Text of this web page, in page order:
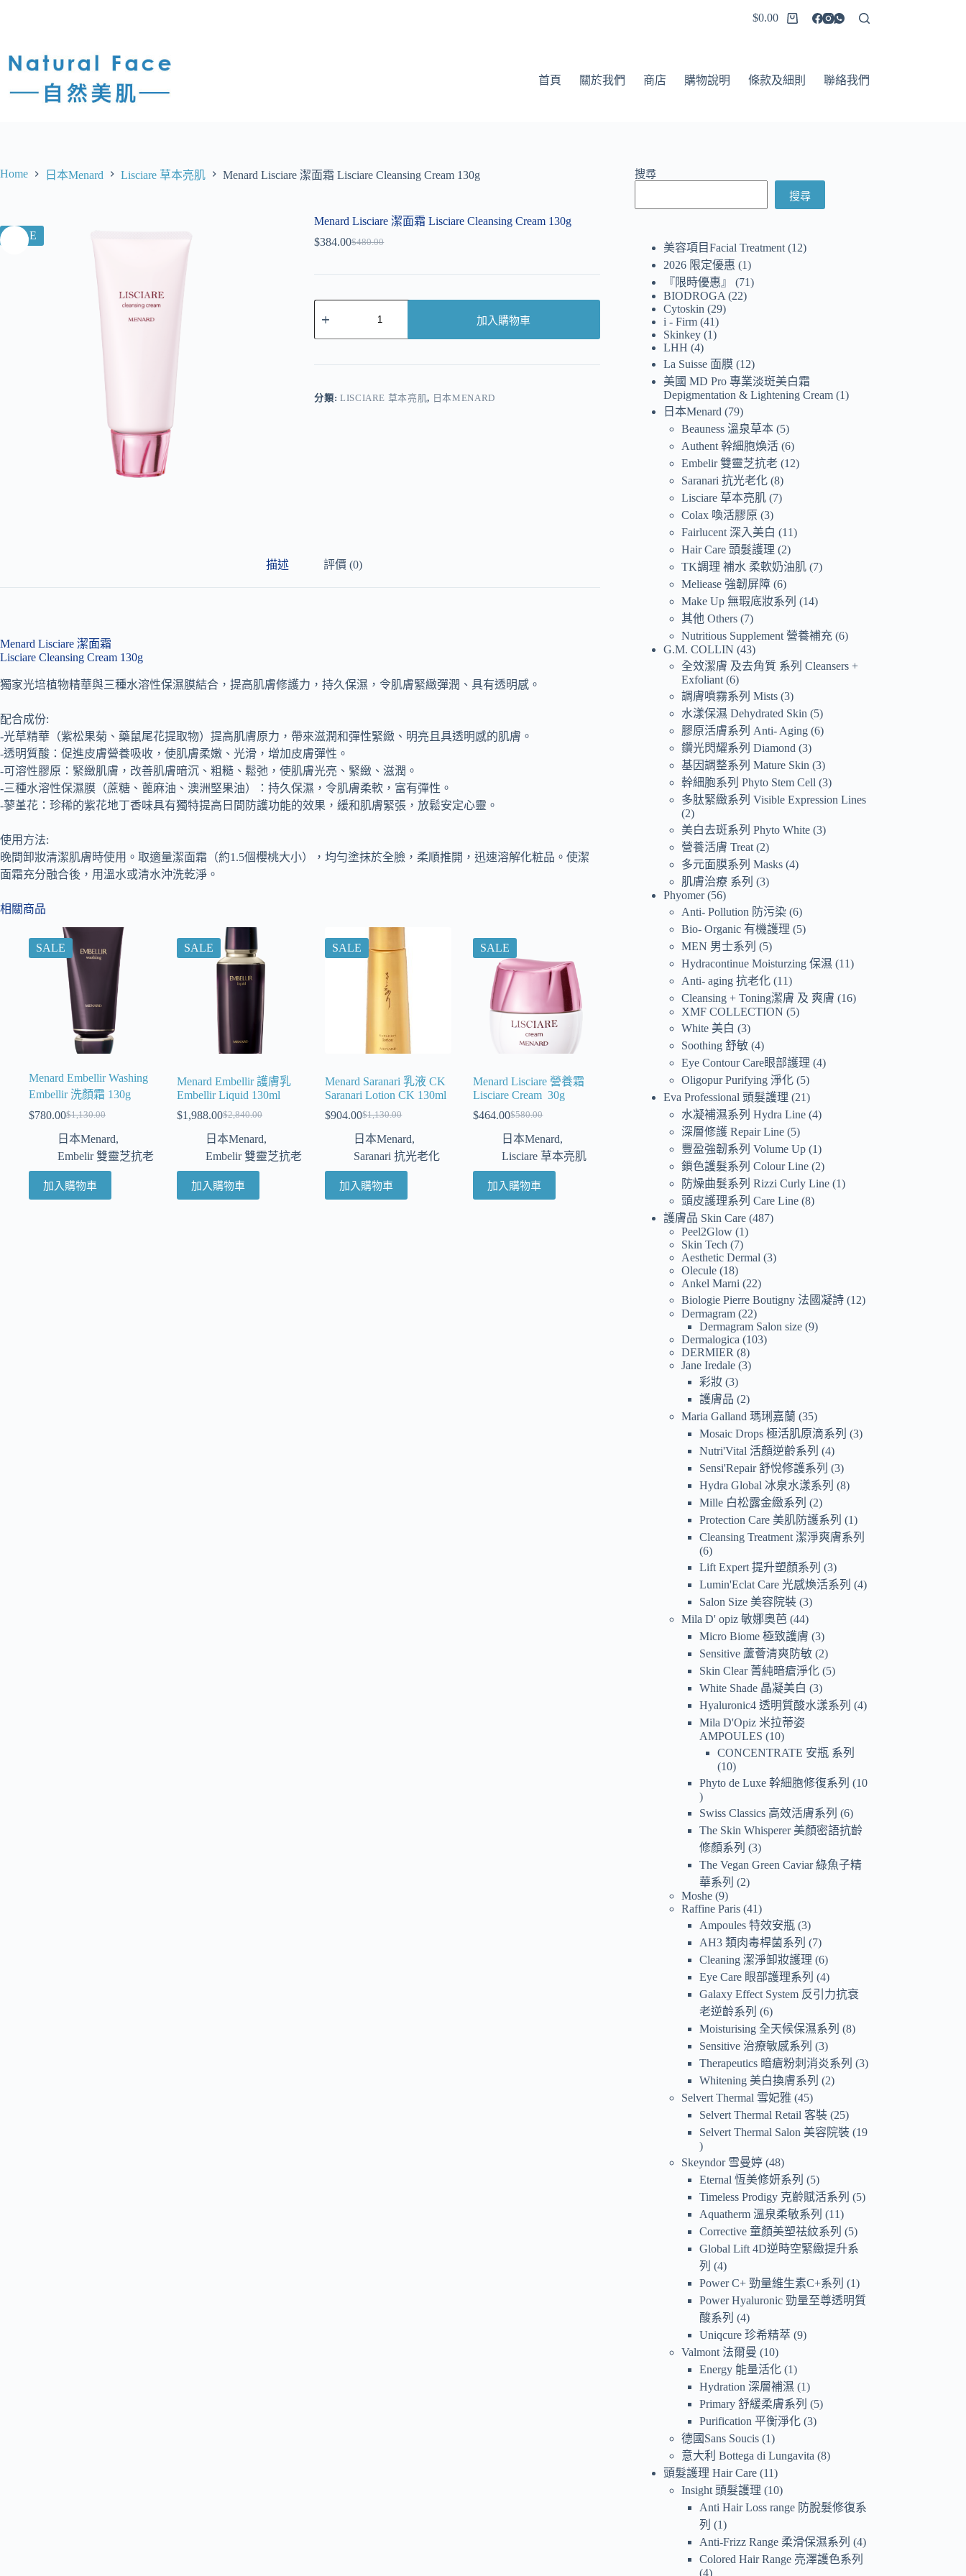
$0.00
首頁 關於我們 商店 購物說明 條款及細則 聯絡我們
Home 日本Menard Lisciare 草本亮肌 Menard Lisciare 潔面霜 Lisciare Cleansing Cream 130g
SALE
Menard Lisciare 潔面霜 Lisciare Cleansing Cream 130g
$480.00
$384.00
加入購物車
r
分類: LISCIARE 草本亮肌, 日本MENARD
描述 評價 (0)
Menard Lisciare 潔面霜
Lisciare Cleansing Cream 130g
獨家光培植物精華與三種水溶性保濕膜結合，提高肌膚修護力，持久保濕，令肌膚緊緻彈潤、具有透明感。
配合成份:
-光草精華（紫松果菊、藥鼠尾花提取物）提高肌膚原力，帶來滋潤和彈性緊緻、明亮且具透明感的肌膚。
-透明質酸：促進皮膚營養吸收，使肌膚柔嫩、光滑，增加皮膚彈性。
-可溶性膠原：緊緻肌膚，改善肌膚暗沉、粗糙、鬆弛，使肌膚光亮、緊緻、滋潤。
-三種水溶性保濕膜（蔗糖、蓖麻油、澳洲堅果油）：持久保濕，令肌膚柔軟，富有彈性。
-蓼堇花：珍稀的紫花地丁香味具有獨特提高日間防護功能的效果，緩和肌膚緊張，放鬆安定心靈。
使用方法:
晚間卸妝清潔肌膚時使用。取適量潔面霜（約1.5個櫻桃大小），均勻塗抹於全臉，柔順推開，迅速溶解化粧品。使潔
面霜充分融合後，用溫水或清水沖洗乾淨。
相關商品
SALE
Menard Embellir Washing
Embellir 洗顏霜 130g
$1,130.00
$780.00
日本Menard,
Embelir 雙靈芝抗老
加入購物車
SALE
Menard Embellir 護膚乳
Embellir Liquid 130ml
$2,840.00
$1,988.00
日本Menard,
Embelir 雙靈芝抗老
加入購物車
SALE
Menard Saranari 乳液 CK
Saranari Lotion CK 130ml
$1,130.00
$904.00
日本Menard,
Saranari 抗光老化
加入購物車
SALE
Menard Lisciare 營養霜
Lisciare Cream 30g
$580.00
$464.00
日本Menard,
Lisciare 草本亮肌
加入購物車
搜尋
搜尋
美容項目Facial Treatment 12
2026 限定優惠
1
『限時優惠』
71
BIODROGA
22
Cytoskin
29
i - Firm 41
Skinkey 1
LHH 4
La Suisse 面膜 12
美國 MD Pro 專業淡斑美白霜
Depigmentation & Lightening Cream 1
日本Menard
79
Beauness 溫泉草本 5
Authent 幹細胞煥活 6
Embelir 雙靈芝抗老 12
Saranari 抗光老化 8
Lisciare 草本亮肌 7
Colax 喚活膠原 3
Fairlucent 深入美白
11
Hair Care 頭髮護理
2
TK調理 補水 柔軟奶油肌 7
Meliease 強韌屏障 6
Make Up 無瑕底妝系列
14
其他 Others 7
Nutritious Supplement 營養補充 6
G.M. COLLIN 43
全效潔膚 及去角質 系列 Cleansers +
Exfoliant 6
調膚噴霧系列 Mists 3
水漾保濕 Dehydrated Skin
5
膠原活膚系列 Anti- Aging 6
鑽光閃耀系列 Diamond 3
基因調整系列 Mature Skin 3
幹細胞系列 Phyto Stem Cell 3
多肽緊緻系列 Visible Expression Lines
2
美白去斑系列 Phyto White 3
營養活膚 Treat 2
多元面膜系列 Masks 4
肌膚治療 系列
3
Phyomer 56
Anti- Pollution 防污染 6
Bio- Organic 有機護理
5
MEN 男士系列
5
Hydracontinue Moisturzing 保濕
11
Anti- aging 抗老化 11
Cleansing + Toning潔膚 及 爽膚
16
XMF COLLECTION
5
White 美白
3
Soothing 舒敏 4
Eye Contour Care眼部護理 4
Oligopur Purifying 淨化 5
Eva Professional 頭髮護理
21
水凝補濕系列 Hydra Line 4
深層修護 Repair Line 5
豐盈強韌系列 Volume Up 1
鎖色護髮系列 Colour Line 2
防燥曲髮系列 Rizzi Curly Line 1
頭皮護理系列 Care Line 8
護膚品 Skin Care 487
Peel2Glow 1
Skin Tech
7
Aesthetic Dermal 3
Olecule 18
Ankel Marni
22
Biologie Pierre Boutigny 法國凝詩 12
Dermagram 22
Dermagram Salon size 9
Dermalogica
103
DERMIER
8
Jane Iredale 3
彩妝 3
護膚品
2
Maria Galland 瑪琍嘉蘭 35
Mosaic Drops 極活肌原滴系列
3
Nutri'Vital 活顏逆齡系列
4
Sensi'Repair 舒悅修護系列
3
Hydra Global 冰泉水漾系列
8
Mille 白松露金緻系列
2
Protection Care 美肌防護系列
1
Cleansing Treatment 潔淨爽膚系列
6
Lift Expert 提升塑顏系列
3
Lumin'Eclat Care 光感煥活系列
4
Salon Size 美容院裝 3
Mila D' opiz 敏娜奧芭 44
Micro Biome 極致護膚 3
Sensitive 蘆薈清爽防敏 2
Skin Clear 菁純暗瘡淨化 5
White Shade 晶凝美白
3
Hyaluronic4 透明質酸水漾系列
4
Mila D'Opiz 米拉蒂姿
AMPOULES
10
CONCENTRATE 安瓶 系列
10
Phyto de Luxe 幹細胞修復系列
10
Swiss Classics 高效活膚系列
6
The Skin Whisperer 美顏密語抗齡
修顏系列
3
The Vegan Green Caviar 綠魚子精
華系列
2
Moshe 9
Raffine Paris 41
Ampoules 特效安瓶 3
AH3 類肉毒桿菌系列
7
Cleaning 潔淨卸妝護理 6
Eye Care 眼部護理系列
4
Galaxy Effect System 反引力抗衰
老逆齡系列
6
Moisturising 全天候保濕系列
8
Sensitive 治療敏感系列
3
Therapeutics 暗瘡粉刺消炎系列
3
Whitening 美白換膚系列
2
Selvert Thermal 雪妃雅 45
Selvert Thermal Retail 客裝 25
Selvert Thermal Salon 美容院裝 19
Skeyndor 雪曼婷 48
Eternal 恆美修妍系列
5
Timeless Prodigy 克齡賦活系列
5
Aquatherm 溫泉柔敏系列
11
Corrective 童顏美塑祛紋系列
5
Global Lift 4D逆時空緊緻提升系
列
4
Power C+ 勁量維生素C+系列
1
Power Hyaluronic 勁量至尊透明質
酸系列
4
Uniqcure 珍希精萃 9
Valmont 法爾曼
10
Energy 能量活化 1
Hydration 深層補濕
1
Primary 舒緩柔膚系列
5
Purification 平衡淨化 3
德國Sans Soucis 1
意大利 Bottega di Lungavita 8
頭髮護理 Hair Care 11
Insight 頭髮護理
10
Anti Hair Loss range 防脫髮修復系
列
1
Anti-Frizz Range 柔滑保濕系列
4
Colored Hair Range 亮澤護色系列
4